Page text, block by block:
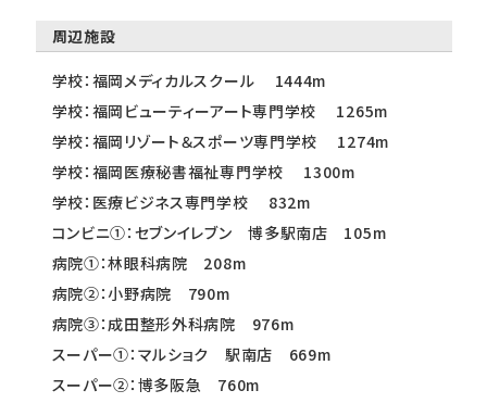
周辺施設
学校：福岡メディカルスクール 1444m
学校：福岡ビューティーアート専門学校 1265m
学校：福岡リゾート＆スポーツ専門学校 1274m
学校：福岡医療秘書福祉専門学校 1300m
学校：医療ビジネス専門学校 832m
コンビニ①：セブンイレブン 博多駅南店 105m
病院①：林眼科病院 208m
病院②：小野病院 790m
病院③：成田整形外科病院 976m
スーパー①：マルショク 駅南店 669m
スーパー②：博多阪急 760m